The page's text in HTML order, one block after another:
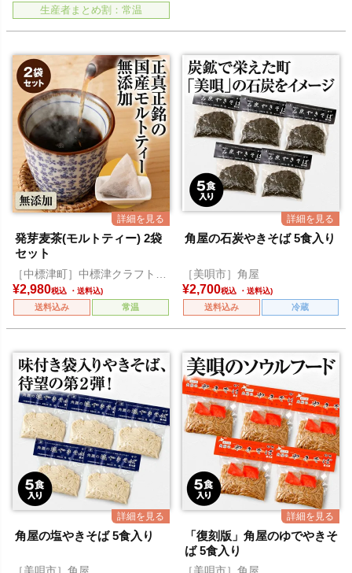
生産者まとめ割：常温
発芽麦茶(モルトティー) 2袋
セット
［中標津町］中標津クラフトモ
ルティングジャパン
¥2,980税込
送料込み 常温
角屋の石炭やきそば 5食入り
［美唄市］角屋
¥2,700税込
送料込み 冷蔵
角屋の塩やきそば 5食入り
「復刻版」角屋のゆでやきそ
ば 5食入り